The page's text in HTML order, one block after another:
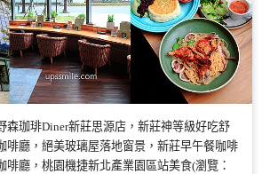
森珈琲Diner新莊思源店，新莊神等級好吃舒
啡廳，絕美玻璃屋落地窗景，新莊早午餐咖啡
啡廳，桃園機捷新北產業園區站美食(瀏覽：